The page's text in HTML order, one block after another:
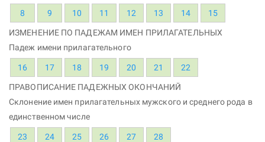
8 9 10 11 12 13 14 15
ИЗМЕНЕНИЕ ПО ПАДЕЖАМ ИМЕН ПРИЛАГАТЕЛЬНЫХ
Падеж имени прилагательного
16 17 18 19 20 21 22
ПРАВОПИСАНИЕ ПАДЕЖНЫХ ОКОНЧАНИЙ
Склонение имен прилагательных мужского и среднего рода в
единственном числе
23 24 25 26 27 28